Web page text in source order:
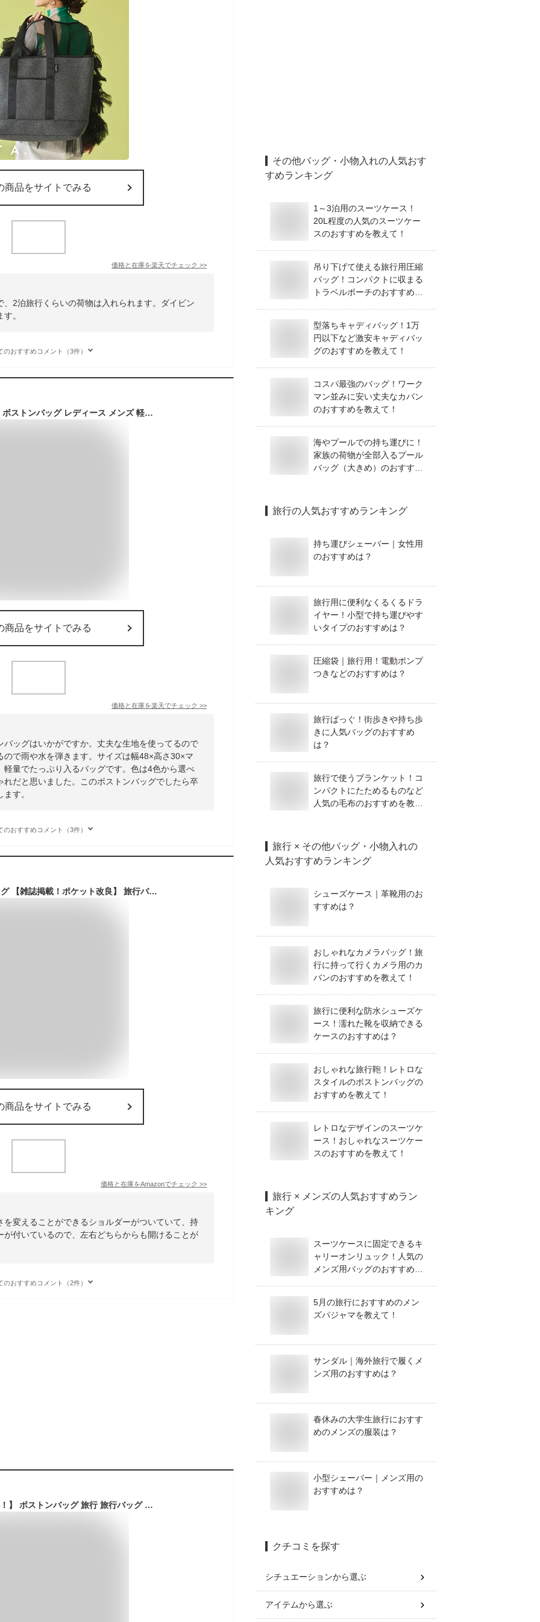
商品をサイトでみる
価格と在庫を楽天でチェック >>
2泊旅行くらいの荷物は入れられます。ダイビン
。
のおすすめコメント（3件）
＼楽天1位20冠獲得／ ボストンバッグ レディース メンズ 軽量 大容量 バッグ 旅行 出張 1泊2日 2泊3日 旅行バッグ バック おしゃれ 旅行カバン サブバッグ キャリーオンバッグ 機内持ち込み 軽い 一泊 修学旅行 学生 大人 旅行バック 手持ち 肩掛け 鞄 カバン 可愛い 女性
商品をサイトでみる
価格と在庫を楽天でチェック >>
ッグはいかがですか。丈夫な生地を使ってるので
で雨や水を弾きます。サイズは幅48×高さ30×マ
量でたっぷり入るバッグです。色は4色から選べ
だと思いました。このボストンバッグでしたら卒
す。
のおすすめコメント（3件）
RIMINA ボストンバッグ 【雑誌掲載！ポケット改良】 旅行バッグ ジムバック スポーツバッグ 3WAY シューズ収納 大容量 メンズ レディース ユニセックス 乾湿分離 アウトドア 機内持込 ブラック
商品をサイトでみる
価格と在庫をAmazonでチェック >>
変えることができるショルダーがついていて、持
付いているので、左右どちらからも開けることが
のおすすめコメント（2件）
【楽天12部門1位獲得！】 ボストンバッグ 旅行 旅行バッグ レディース 修学旅行 大容量 子供 2泊 3泊 軽量 ナイロン 小学生 高校生 一泊 おしゃれ 男子 ゴルフ 旅行カバン 旅行バック トラベルバッグ ボストンバック キャリーオン 旅行かばん 旅行鞄 斜め掛け
その他バッグ・小物入れの人気おす
すめランキング
1～3泊用のスーツケース！
20L程度の人気のスーツケー
スのおすすめを教えて！
吊り下げて使える旅行用圧縮
バッグ！コンパクトに収まる
トラベルポーチのおすすめ
型落ちキャディバッグ！1万
円以下など激安キャディバッ
グのおすすめを教えて！
コスパ最強のバッグ！ワーク
マン並みに安い丈夫なカバン
のおすすめを教えて！
海やプールでの持ち運びに！
家族の荷物が全部入るプール
バッグ（大きめ）のおすすめ
旅行の人気おすすめランキング
持ち運びシェーバー｜女性用
のおすすめは？
旅行用に便利なくるくるドラ
イヤー！小型で持ち運びやす
いタイプのおすすめは？
圧縮袋｜旅行用！電動ポンプ
つきなどのおすすめは？
旅行ばっぐ！街歩きや持ち歩
きに人気バッグのおすすめ
は？
旅行で使うブランケット！コ
ンパクトにたためるものなど
人気の毛布のおすすめを教え
旅行 × その他バッグ・小物入れの
人気おすすめランキング
シューズケース｜革靴用のお
すすめは？
おしゃれなカメラバッグ！旅
行に持って行くカメラ用のカ
バンのおすすめを教えて！
旅行に便利な防水シューズケ
ース！濡れた靴を収納できる
ケースのおすすめは？
おしゃれな旅行鞄！レトロな
スタイルのボストンバッグの
おすすめを教えて！
レトロなデザインのスーツケ
ース！おしゃれなスーツケー
スのおすすめを教えて！
旅行 × メンズの人気おすすめラン
キング
スーツケースに固定できるキ
ャリーオンリュック！人気の
メンズ用バッグのおすすめを
5月の旅行におすすめのメン
ズパジャマを教えて！
サンダル｜海外旅行で履くメ
ンズ用のおすすめは？
春休みの大学生旅行におすす
めのメンズの服装は？
小型シェーバー｜メンズ用の
おすすめは？
クチコミを探す
シチュエーションから選ぶ
アイテムから選ぶ